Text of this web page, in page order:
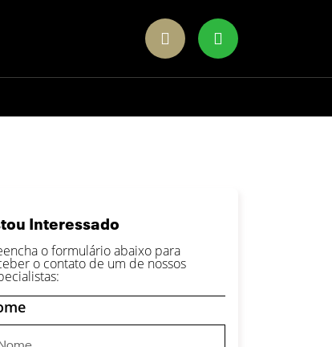
Interessado
o formulário abaixo para
o contato de um de nossos